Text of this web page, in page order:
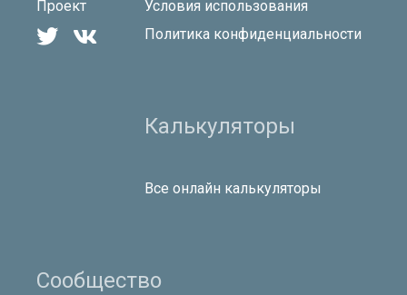
Проект
 
Условия использования
Политика конфиденциальности
Калькуляторы
Все онлайн калькуляторы
Сообщество